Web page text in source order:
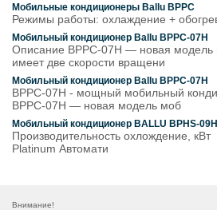
Мобильные кондиционеры Ballu BPPC
Режимы работы: охлаждение +
Мобильный кондиционер Ballu BPPC-07Н
Описание BPPC-07H — новая модель
имеет две скорости вращени
Мобильный кондиционер Ballu BPPC-07H
BPPC-07Н - мощный мобильный
BPPC-07H — новая модель моб
Мобильный кондиционер BALLU BPHS-09H
Производительность охлождение,
Platinum Автомати
Внимание!